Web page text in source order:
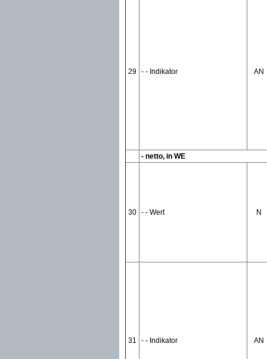
29 - - Indikator AN
- netto, in WE
30 - - Wert N
31 - - Indikator AN